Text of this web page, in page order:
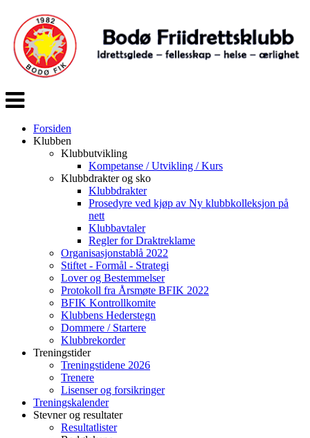
Veksle
navigasjon
Forsiden
Klubben
Klubbutvikling
Kompetanse / Utvikling / Kurs
Klubbdrakter og sko
Klubbdrakter
Prosedyre ved kjøp av Ny klubbkolleksjon på
nett
Klubbavtaler
Regler for Draktreklame
Organisasjonstablå 2022
Stiftet - Formål - Strategi
Lover og Bestemmelser
Protokoll fra Årsmøte BFIK 2022
BFIK Kontrollkomite
Klubbens Hederstegn
Dommere / Startere
Klubbrekorder
Treningstider
Treningstidene 2026
Trenere
Lisenser og forsikringer
Treningskalender
Stevner og resultater
Resultatlister